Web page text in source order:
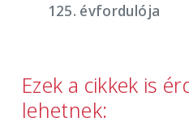
125. évfordulója
Ezek a cikkek is
lehetnek: